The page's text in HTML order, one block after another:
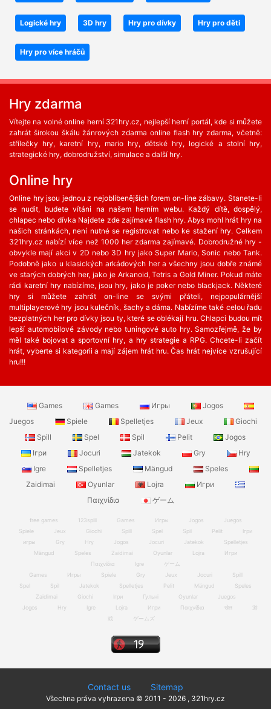
Logické hry 3D hry Hry pro dívky Hry pro děti
Hry pro více hráčů
Hry zdarma
Vítejte na volné online herní 321hry.cz, nejlepší herní portál, kde si můžete
zahrát širokou škálu žánrových zdarma online flash hry zdarma, včetně:
střílečky hry, karetní hry, mario hry, dětské hry, logické a stolní hry,
strategické hry, dobrodružství, simulace a další hry.
Online hry
Online hry jsou jednou z nejoblíbenějších forem on-line zábavy. Stanete-li
se nudit, budete vítáni na našem herním webu. Každý dítě, dospělý,
chlapec nebo dívka Najdete zde zajímavé flash hry. Abys mohl hrát hry na
našich stránkách, není nutné se registrovat nebo ke stažení hry. Celkem
321hry.cz nabízí více než 1000 her zdarma zajímavé. Dobrodružné hry -
obvykle mají akci v 2D nebo 3D hry jako Super Mario, Sonic nebo Tank.
Podobně jako u klasických arkádových her a všechny jsou dobře známé
ve starých dobrých her, jako je Arkanoid, Tetris a Gold Miner. Pokud máte
rádi karetní hry nabízíme, jsou hry, jako je poker nebo blackjack. Některé
hry si můžete zahrát on-line se svými přáteli, nejpopulárnější
multiplayerové hry jsou kulečník, šachy a dáma. Nabízíme také celou řadu
bezplatných her ​​pro dívky jsou ty, které se oblékají hru. Chlapci budou mít
lepší automobilové závody nebo tuningové auto hry. Samozřejmě, že by
měl také bojovat a sportovní hry, a hry strategie a RPG. Chcete-li začít
hrát, vyberte si kategorii a mají zájem hrát hru. Čas hrát nejvíce vzrušující
hru!!!
Games Games Игры
Jogos
Juegos
Spiele Spelletjes Jeux
Giochi
Spill
Spel Spil Pelit
Jogos
Ігри
Jocuri Jatekok Gry
Hry
Igre
Spelletjes Mängud
Speles
Zaidimai
Oyunlar Lojra
Игри
Παιχνίδια
ゲーム
free games 123spill Games Игры Jogos
Juegos
Spiele
Jeux Giochi Spill Spel Spil Pelit
Ігри
игры
Gry Hry Jogos Jocuri Jatekok
Spelletjes
Mängud
Speles Zaidimai Oyunlar Lojra
Игри
Παιχνίδια
Igre
ゲーム
Games
Игры Spiele Gry Jeux Jocuri
Spill
Spel
Spil Jatekok Spelletjes Pelit Mängud
Speles
Zaidimai
Giochi Ігри Гульні Oyunlar
Juegos
Jogos
Hry Igre Lojra Игри Παιχνίδια खेल
游
戏
ゲームズ
Contact us Sitemap
Všechna práva vyhrazena © 2011 - 2026 , 321hry.cz